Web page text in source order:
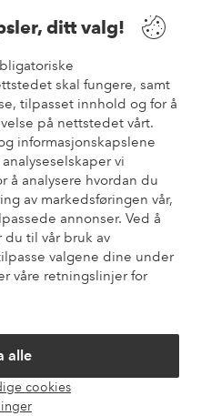
ditt valg!
skal fungere, samt
tilpasset innhold og for å
på nettstedet vårt.
informasjonskapslene
vi
å analysere hvordan du
av markedsføringen vår,
annonser. Ved å
du til vår bruk av
valgene dine under
våre retningslinjer for
alle
cookies
betalingsalternativer?